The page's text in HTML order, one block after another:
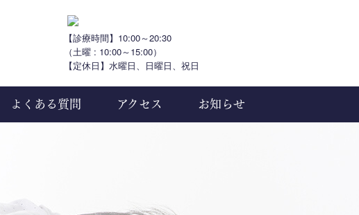
【診療時間】10:00～20:30
（土曜 : 10:00～15:00）
【定休日】水曜日、日曜日、祝日
よくある質問 アクセス お知らせ